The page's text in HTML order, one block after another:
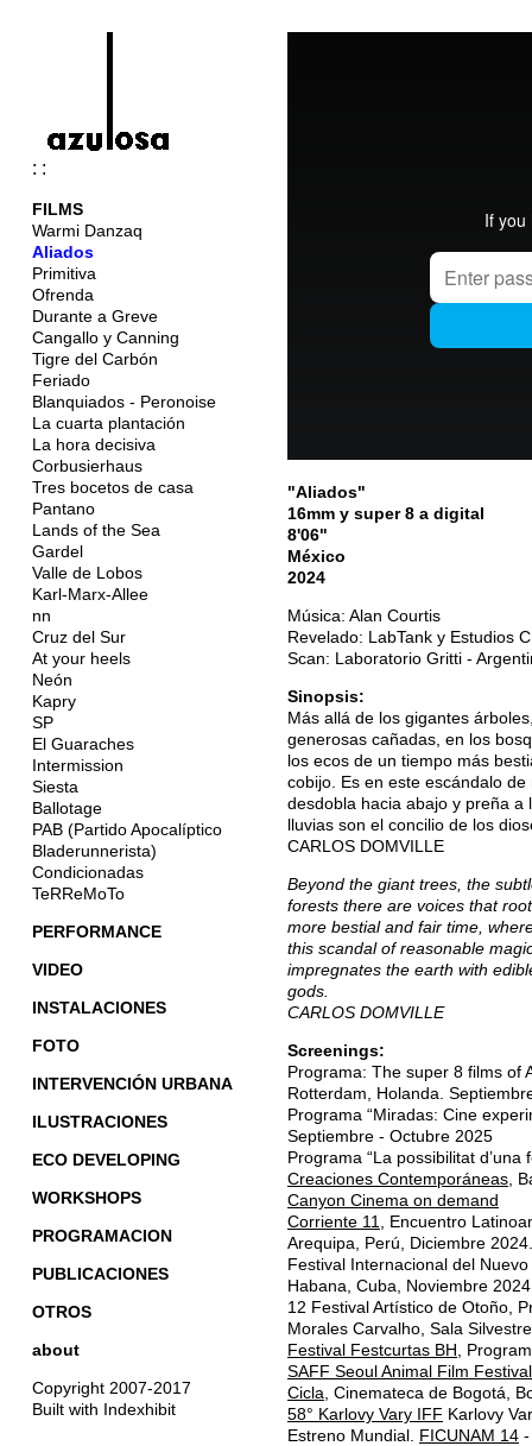
: :
FILMS
Warmi Danzaq
Aliados
Primitiva
Ofrenda
Durante a Greve
Cangallo y Canning
Tigre del Carbón
Feriado
Blanquiados - Peronoise
La cuarta plantación
La hora decisiva
Corbusierhaus
Tres bocetos de casa
Pantano
Lands of the Sea
Gardel
Valle de Lobos
Karl-Marx-Allee
nn
Cruz del Sur
At your heels
Neón
Kapry
SP
El Guaraches
Intermission
Siesta
Ballotage
PAB (Partido Apocalíptico
Bladerunnerista)
Condicionadas
TeRReMoTo
PERFORMANCE
VIDEO
INSTALACIONES
FOTO
INTERVENCIÓN URBANA
ILUSTRACIONES
ECO DEVELOPING
WORKSHOPS
PROGRAMACION
PUBLICACIONES
OTROS
about
Copyright 2007-2017
Built with Indexhibit
"Aliados"
16mm y super 8 a digital
8'06"
México
2024
Música: Alan Courtis
Revelado: LabTank y Estudios
Scan: Laboratorio Gritti -
Sinopsis:
Más allá de los gigantes
generosas cañadas, en los
los ecos de un tiempo más
cobijo. Es en este escándalo
desdobla hacia abajo y preña
lluvias son el concilio de los
CARLOS DOMVILLE
Beyond the giant trees, the
forests there are voices that
more bestial and fair time,
this scandal of reasonable
impregnates the earth with
gods.
CARLOS DOMVILLE
Screenings:
Programa: The super 8 films of
Rotterdam, Holanda.
Programa “Miradas: Cine
Septiembre - Octubre 2025
Programa “La possibilitat
Creaciones Contemporáneas ,
Canyon Cinema on demand
Corriente 11
, Encuentro
Arequipa, Perú, Diciembre 2024.
Festival Internacional del
Habana, Cuba, Noviembre
12 Festival Artístico de Otoño,
Morales Carvalho, Sala
Festival Festcurtas BH ,
SAFF Seoul Animal Film Festival
Cicla , Cinemateca de Bogotá,
58° Karlovy Vary IFF Karlovy
Estreno Mundial. FICUNAM 14